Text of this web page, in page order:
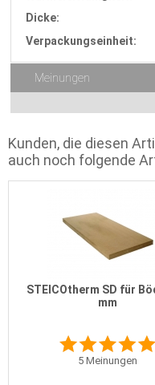
Dicke:
Verpackungseinheit:
Meinungen
Kunden, die diesen
auch noch folgende
STEICOtherm SD für
mm
5Meinungen